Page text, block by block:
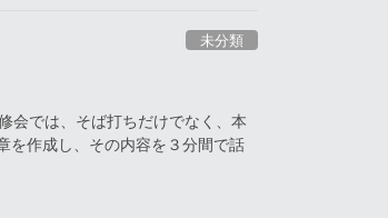
未分類
会では、そば打ちだけでなく、本
を作成し、その内容を３分間で話